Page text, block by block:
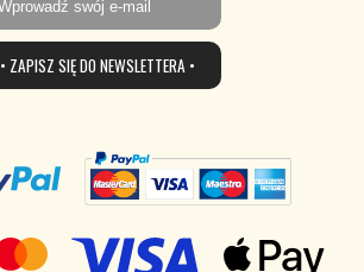
• ZAPISZ SIĘ DO NEWSLETTERA •